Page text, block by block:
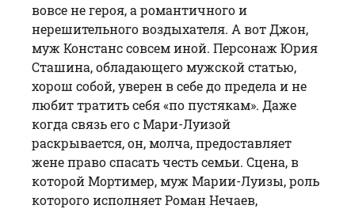
вовсе не героя, а романтичного и
нерешительного воздыхателя. А вот Джон,
муж Констанс совсем иной. Персонаж Юрия
Сташина, обладающего мужской статью,
хорош собой, уверен в себе до предела и не
любит тратить себя «по пустякам». Даже
когда связь его с Мари-Луизой
раскрывается, он, молча, предоставляет
жене право спасать честь семьи. Сцена, в
которой Мортимер, муж Марии-Луизы, роль
которого исполняетРоман Нечаев,